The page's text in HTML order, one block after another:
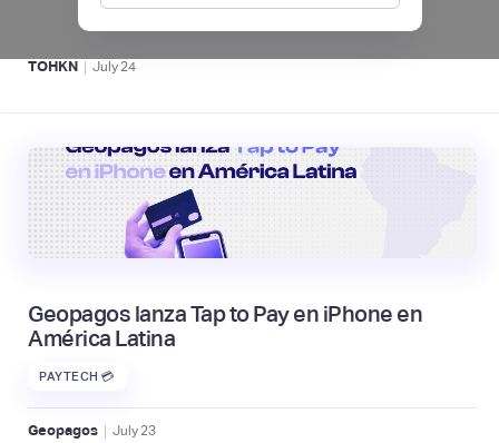
ACTIVOS DIGITALES 👾
TOHKN | July 24
Geopagos lanza Tap to Pay en iPhone en
América Latina
PAYTECH 💳
Geopagos | July 23